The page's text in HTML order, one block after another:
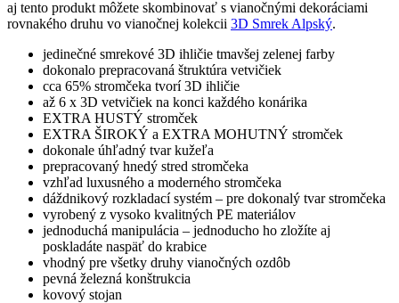
aj tento produkt môžete skombinovať s vianočnými dekoráciami
rovnakého druhu vo vianočnej kolekcii 3D Smrek Alpský.
jedinečné smrekové 3D ihličie tmavšej zelenej farby
dokonalo prepracovaná štruktúra vetvičiek
cca 65% stromčeka tvorí 3D ihličie
až 6 x 3D vetvičiek na konci každého konárika
EXTRA HUSTÝ stromček
EXTRA ŠIROKÝ a EXTRA MOHUTNÝ stromček
dokonale úhľadný tvar kužeľa
prepracovaný hnedý stred stromčeka
vzhľad luxusného a moderného stromčeka
dáždnikový rozkladací systém – pre dokonalý tvar stromčeka
vyrobený z vysoko kvalitných PE materiálov
jednoduchá manipulácia – jednoducho ho zložíte aj
poskladáte naspäť do krabice
vhodný pre všetky druhy vianočných ozdôb
pevná železná konštrukcia
kovový stojan